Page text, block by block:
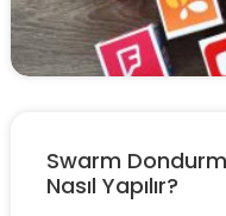
Swarm
Nasıl Yapılır?